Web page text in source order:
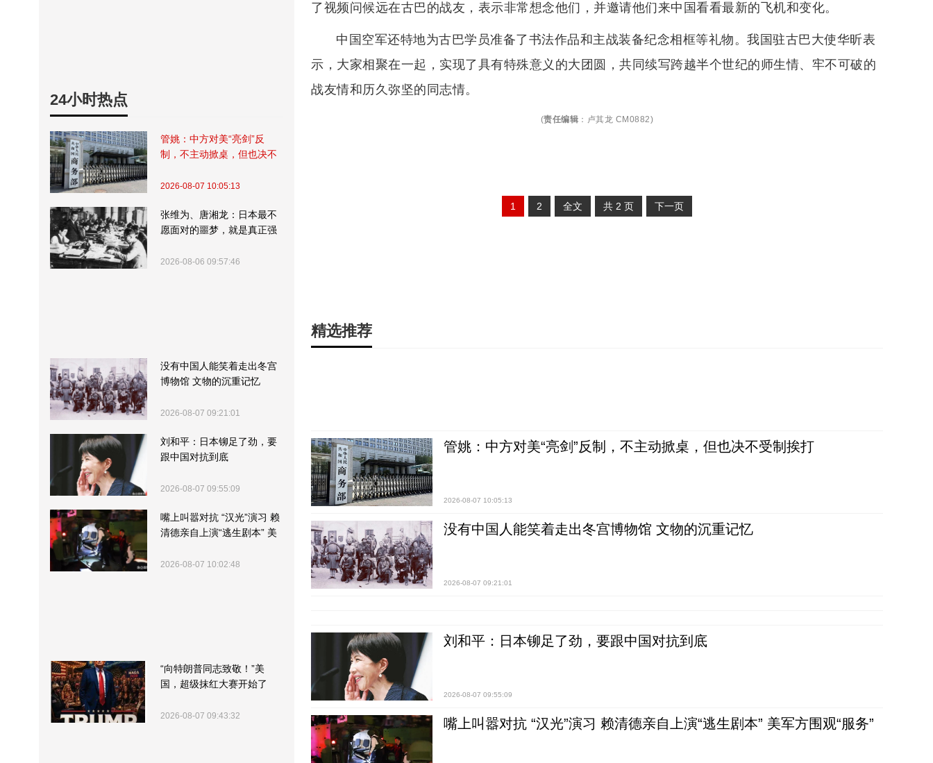
24小时热点
管姚：中方对美“亮剑”反
制，不主动掀桌，但也决不
2026-08-07 10:05:13
张维为、唐湘龙：日本最不
愿面对的噩梦，就是真正强
2026-08-06 09:57:46
没有中国人能笑着走出冬宫
博物馆 文物的沉重记忆
2026-08-07 09:21:01
刘和平：日本铆足了劲，要
跟中国对抗到底
2026-08-07 09:55:09
嘴上叫嚣对抗 “汉光”演习 赖
清德亲自上演“逃生剧本” 美
2026-08-07 10:02:48
“向特朗普同志致敬！”美
国，超级抹红大赛开始了
2026-08-07 09:43:32
了视频问候远在古巴的战友，表示非常想念他们，并邀请他们来中国看看最新的飞机和变化。
中国空军还特地为古巴学员准备了书法作品和主战装备纪念相框等礼物。我国驻古巴大使华昕表
示，大家相聚在一起，实现了具有特殊意义的大团圆，共同续写跨越半个世纪的师生情、牢不可破的
战友情和历久弥坚的同志情。
(责任编辑 ： 卢其龙 CM0882)
1 2 全文 共 2 页 下一页
精选推荐
管姚：中方对美“亮剑”反制，不主动掀桌，但也决不受制挨打
2026-08-07 10:05:13
没有中国人能笑着走出冬宫博物馆 文物的沉重记忆
2026-08-07 09:21:01
刘和平：日本铆足了劲，要跟中国对抗到底
2026-08-07 09:55:09
嘴上叫嚣对抗 “汉光”演习 赖清德亲自上演“逃生剧本” 美军方围观“服务”